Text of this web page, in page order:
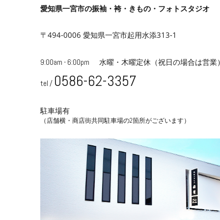
愛知県一宮市の振袖・袴・きもの・フォトスタジオ
〒494-0006 愛知県一宮市起用水添313-1
9:00am - 6:00pm 水曜・木曜定休 （祝日の場合は営業
tel / 0586-62-3357
駐車場有
（店舗横・商店街共同駐車場の2箇所がございます）